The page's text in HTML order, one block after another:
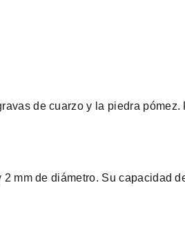
de cuarzo y la piedra
mm de diámetro. Su capacidad